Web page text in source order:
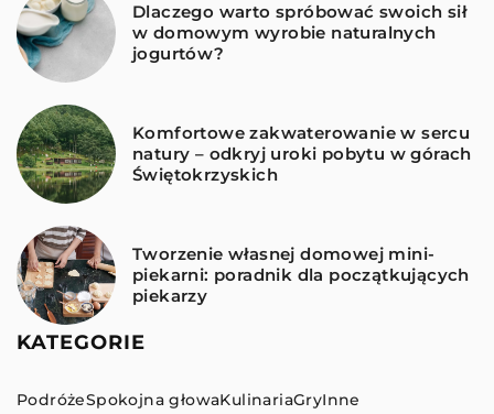
Dlaczego warto spróbować swoich sił
w domowym wyrobie naturalnych
jogurtów?
Komfortowe zakwaterowanie w sercu
natury – odkryj uroki pobytu w górach
Świętokrzyskich
Tworzenie własnej domowej mini-
piekarni: poradnik dla początkujących
piekarzy
KATEGORIE
PodróżeSpokojna głowaKulinariaGryInne